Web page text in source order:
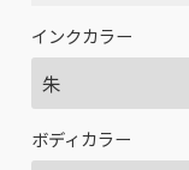
インクカラー
ボディカラー